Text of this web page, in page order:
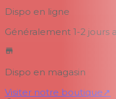
Dispo en ligne
Généralement 1-2 jours
Dispo en magasin
Visiter notre boutique↗